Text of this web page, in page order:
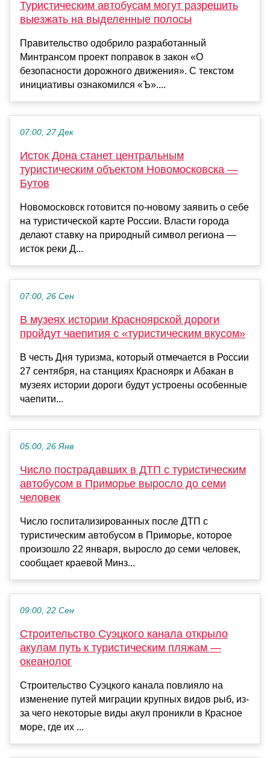
Туристическим автобусам могут разрешить
выезжать на выделенные полосы
Правительство одобрило разработанный
Минтрансом проект поправок в закон «О
безопасности дорожного движения». С текстом
инициативы ознакомился «Ъ»....
07:00, 27 Дек
Исток Дона станет центральным
туристическим объектом Новомосковска —
Бутов
Новомосковск готовится по-новому заявить о себе
на туристической карте России. Власти города
делают ставку на природный символ региона —
исток реки Д...
07:00, 26 Сен
В музеях истории Красноярской дороги
пройдут чаепития с «туристическим вкусом»
В честь Дня туризма, который отмечается в России
27 сентября, на станциях Красноярк и Абакан в
музеях истории дороги будут устроены особенные
чаепити...
05:00, 26 Янв
Число пострадавших в ДТП с туристическим
автобусом в Приморье выросло до семи
человек
Число госпитализированных после ДТП с
туристическим автобусом в Приморье, которое
произошло 22 января, выросло до семи человек,
сообщает краевой Минз...
09:00, 22 Сен
Строительство Суэцкого канала открыло
акулам путь к туристическим пляжам —
океанолог
Строительство Суэцкого канала повлияло на
изменение путей миграции крупных видов рыб, из-
за чего некоторые виды акул проникли в Красное
море, где их ...